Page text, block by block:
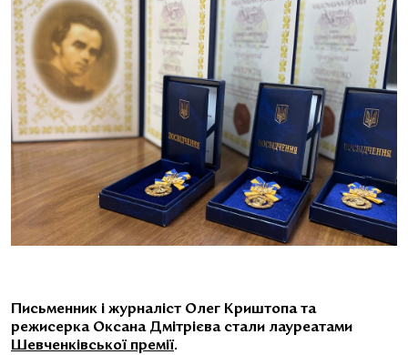
Письменник і журналіст Олег Криштопа та
режисерка Оксана Дмітрієва стали лауреатами
Шевченківської премії.